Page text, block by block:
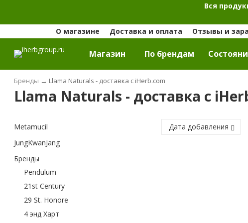
Вся
О магазине
Доставка и оплата Отзывы и
Магазин По брендам
Бренды → Llama Naturals - доставка с iHerb.com
Llama Naturals - доставка с
Metamucil
JungKwanJang
Бренды
Pendulum
21st Century
29 St. Honore
4 энд Харт
Дата добавления